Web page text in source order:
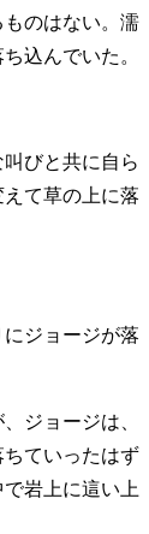
のはない。濡
込んでいた。
びと共に自ら
て草の上に落
ジョージが落
ジョージは、
ていったはず
岩上に這い上